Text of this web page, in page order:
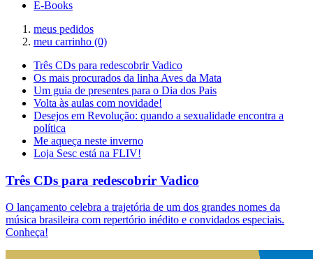
E-Books
meus pedidos
meu carrinho (0)
Três CDs para redescobrir Vadico
Os mais procurados da linha Aves da Mata
Um guia de presentes para o Dia dos Pais
Volta às aulas com novidade!
Desejos em Revolução: quando a sexualidade encontra a
política
Me aqueça neste inverno
Loja Sesc está na FLIV!
Três CDs para redescobrir Vadico
O lançamento celebra a trajetória de um dos grandes nomes da
música brasileira com repertório inédito e convidados especiais.
Conheça!